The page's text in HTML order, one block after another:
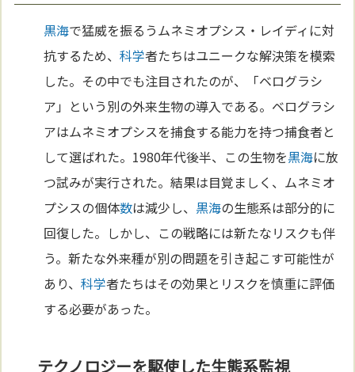
黒海で猛威を振るうムネミオプシス・レイディに対
抗するため、科学者たちはユニークな解決策を模索
した。その中でも注目されたのが、「ベログラシ
ア」という別の外来生物の導入である。ベログラシ
アはムネミオプシスを捕食する能力を持つ捕食者と
して選ばれた。1980年代後半、この生物を黒海に放
つ試みが実行された。結果は目覚ましく、ムネミオ
プシスの個体数は減少し、 黒海の生態系は部分的に
回復した。しかし、この戦略には新たなリスクも伴
う。新たな外来種が別の問題を引き起こす可能性が
あり、科学者たちはその効果とリスクを慎重に評価
する必要があった。
テクノロジーを駆使した生態系監視